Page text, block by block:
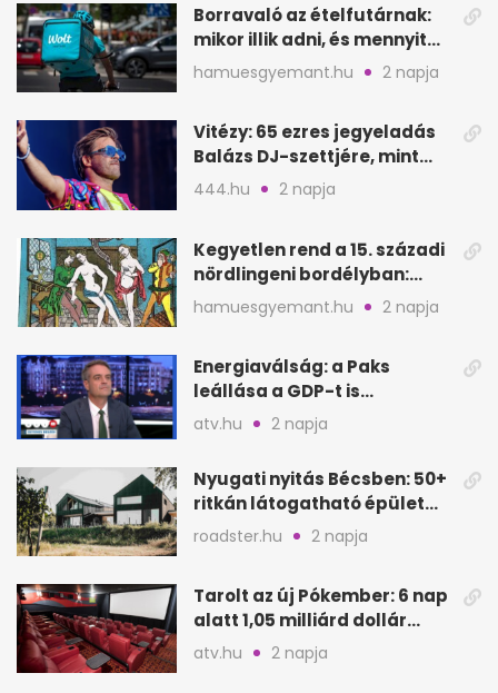
Borravaló az ételfutárnak:
mikor illik adni, és mennyit
rendeléskor?
hamuesgyemant.hu 2 napja
Vitézy: 65 ezres jegyeladás
Balázs DJ-szettjére, mint
metró nélküli Puskás-meccs
444.hu 2 napja
Kegyetlen rend a 15. századi
nördlingeni bordélyban:
verés, éheztetés
hamuesgyemant.hu 2 napja
Energiaválság: a Paks
leállása a GDP-t is
megütheti, int az
atv.hu 2 napja
Nyugati nyitás Bécsben: 50+
ritkán látogatható épület
nyílik meg
roadster.hu 2 napja
Tarolt az új Pókember: 6 nap
alatt 1,05 milliárd dollár
bevétel
atv.hu 2 napja